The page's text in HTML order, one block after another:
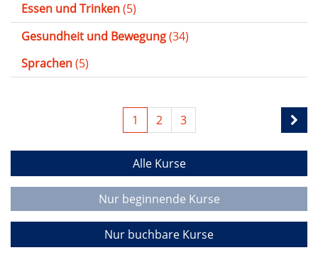
Essen und Trinken(5)
Gesundheit und Bewegung(34)
Sprachen(5)
1 2 3
Alle Kurse
Nur beginnende Kurse
Nur buchbare Kurse